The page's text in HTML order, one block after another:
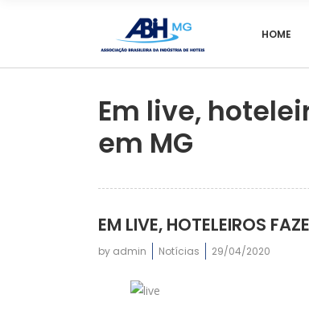
HOME
Em live,
em MG
EM LIVE, HOTELEIROS
by admin Notícias 29/04/2020